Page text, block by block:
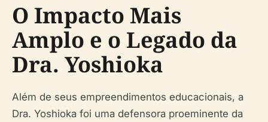
O Impacto Mais
Amplo e o Legado da
Dra. Yoshioka
Além de seus empreendimentos educacionais, a
Dra. Yoshioka foi uma defensora proeminente da